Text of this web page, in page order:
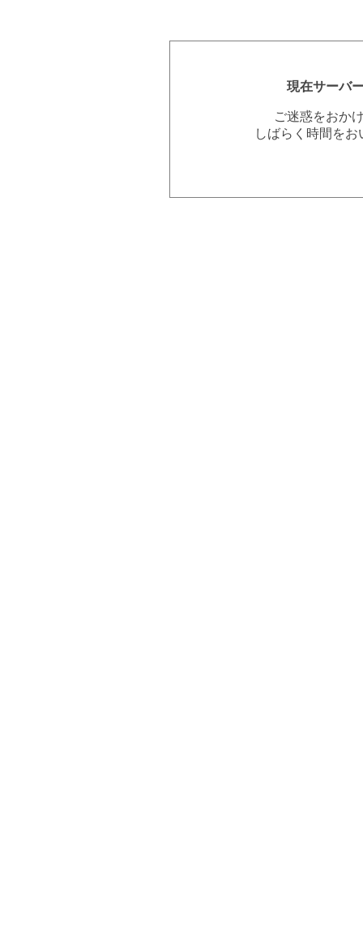
現在サーバ
ご迷惑をおか
しばらく時間を